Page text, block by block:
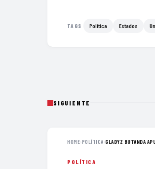
TAGS Política Estados
SIGUIENTE
HOME›POLÍTICA›GLADYZ BUTANDA
POLÍTICA